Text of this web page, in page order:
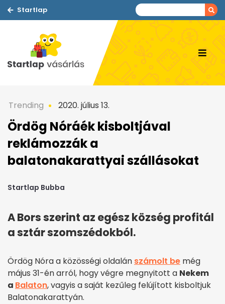
Startlap
Trending 2020. július 13.
Ördög Nóráék kisboltjával
reklámozzák a
balatonakarattyai szállásokat
Startlap Bubba
A Bors szerint az egész község profitál
a sztár szomszédokból.
Ördög Nóra a közösségi oldalán számolt be még
május 31-én arról, hogy végre megnyitott a Nekem
a Balaton, vagyis a saját kezűleg felújított kisboltjuk
Balatonakarattyán.